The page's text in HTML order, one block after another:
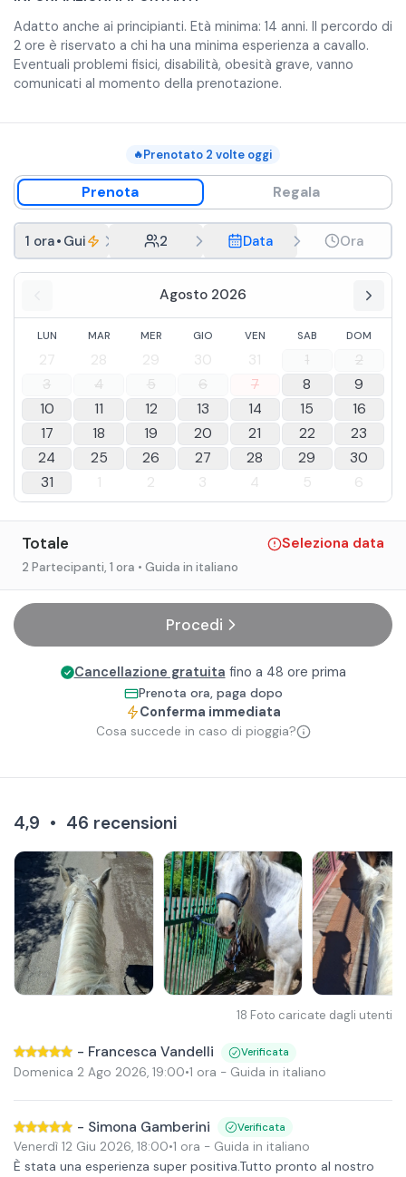
Adatto anche ai principianti. Età minima: 14 anni. Il percordo di
2 ore è riservato a chi ha una minima esperienza a cavallo.
Eventuali problemi fisici, disabilità, obesità grave, vanno
comunicati al momento della prenotazione.
🔥Prenotato 2 volte oggi
Prenota Regala
1 ora• Guida in italiano
2 Data Ora
Agosto 2026
LUN MAR MER GIO VEN SAB DOM
27 28 29 30 31 1
2
3
4 5 6 7 8
9
10
11 12 13 14 15
16
17
18 19 20 21 22
23
24
25 26 27 28 29
30
31
1 2 3 4 5 6
Totale Seleziona data
2 Partecipanti, 1 ora • Guida in italiano
Procedi
Cancellazione gratuita fino a 48 ore prima
Prenota ora, paga dopo
Conferma immediata
Cosa succede in caso di pioggia?
4,9 • 46 recensioni
18 Foto caricate dagli utenti
- Francesca Vandelli Verificata
Domenica 2 Ago 2026, 19:00•1 ora - Guida in italiano
- Simona Gamberini Verificata
Venerdì 12 Giu 2026, 18:00•1 ora - Guida in italiano
È stata una esperienza super positiva.Tutto pronto al nostro